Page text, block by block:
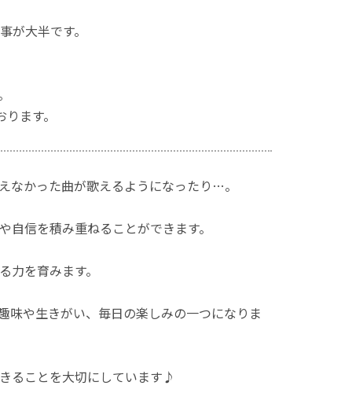
大半です。
ます。
なかった曲が歌えるようになったり…。
信を積み重ねることができます。
を育みます。
味や生きがい、毎日の楽しみの一つになりま
ることを大切にしています♪